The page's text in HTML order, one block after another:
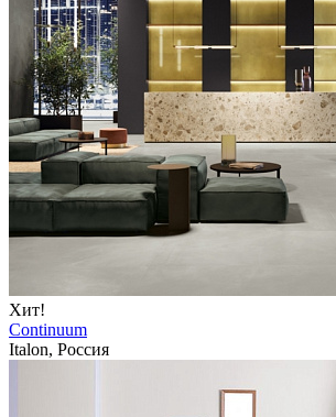
Хит!
Continuum
Italon, Россия